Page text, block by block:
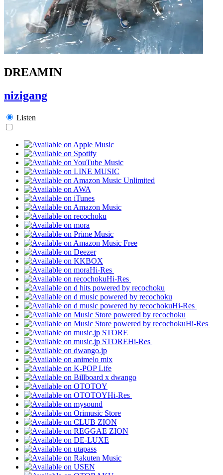
DREAMIN
nizigang
Listen
Hi-Res
Hi-Res
Hi-Res
Hi-Res
Hi-Res
Hi-Res